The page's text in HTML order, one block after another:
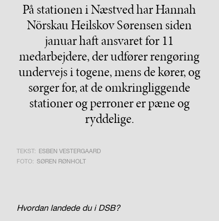
På stationen i Næstved har Hannah
Nörskau Heilskov Sørensen siden
januar haft ansvaret for 11
medarbejdere, der udfører rengøring
undervejs i togene, mens de kører, og
sørger for, at de omkringliggende
stationer og perroner er pæne og
ryddelige.
TEKST: ESBEN VESTERGAARD
FOTO: SØREN RØNHOLT
Hvordan landede du i DSB?